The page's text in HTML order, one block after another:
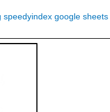
speedyindex google sheets